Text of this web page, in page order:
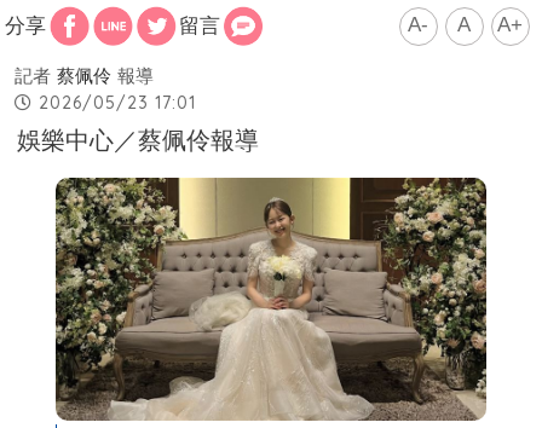
分享 留言 A- A A+
記者 蔡佩伶 報導
2026/05/23 17:01
娛樂中心／蔡佩伶報導